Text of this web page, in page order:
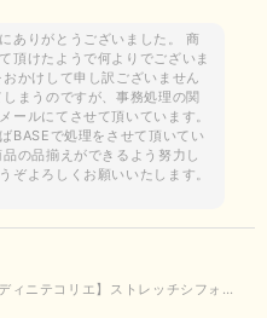
ありがとうございました。 商
頂けたようで何よりでございま
かけして申し訳ございません
まうのですが、事務処理の関
ールにてさせて頂いています。
BASEで処理をさせて頂いてい
の品揃えができるよう努力し
ぞよろしくお願いいたします。
【Dignite collier／ディニテコリエ】ストレッチシフォンブラウス（ブルー）＊再入荷予定